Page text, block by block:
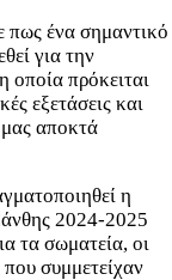
πως ένα σημαντικό
για την
οποία πρόκειται
εξετάσεις και
αποκτά
η
2024-2025
τα σωματεία, οι
συμμετείχαν